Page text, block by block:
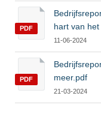
PDF
hart van
11-06-2024
PDF
meer.pdf
21-03-2024